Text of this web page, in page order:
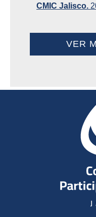
CMIC Jalisco.
VER